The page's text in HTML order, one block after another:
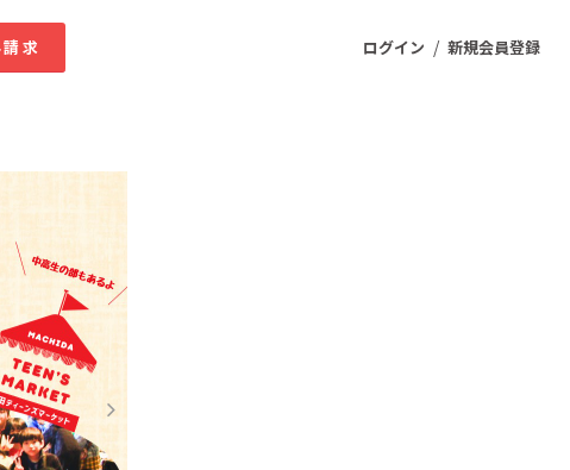
ログイン / 新規会員登録
求
ュニティ
ス
スケア